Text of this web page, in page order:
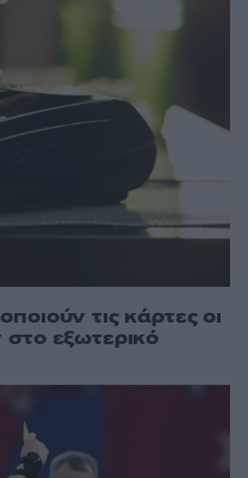
τις κάρτες οι
εξωτερικό